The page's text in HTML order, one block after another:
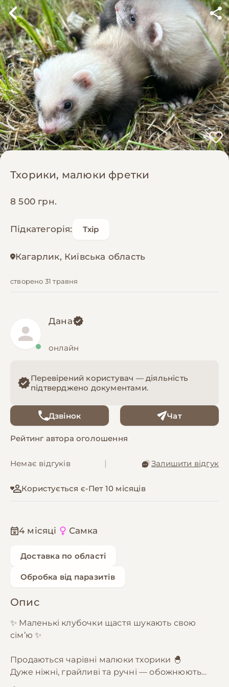
Тхорики, малюки фретки
8 500 грн.
Підкатегорія: Тхір
Кагарлик, Київська область
створено 31 травня
Дана
онлайн
Перевірений користувач — діяльність
підтверджено документами.
Дзвінок Чат
Рейтинг автора оголошення
Немає відгуків Залишити відгук
Користується є-Пет 10 місяців
4 місяці Самка
Доставка по області
Обробка від паразитів
Опис
✨ Маленькі клубочки щастя шукають свою
сім’ю ✨
Продаються чарівні малюки тхорики 🐣
Дуже ніжні, грайливі та ручні — обожнюють